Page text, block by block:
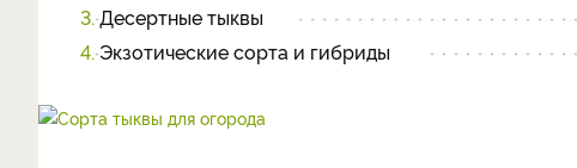
3. Десертные тыквы
4. Экзотические сорта и гибриды